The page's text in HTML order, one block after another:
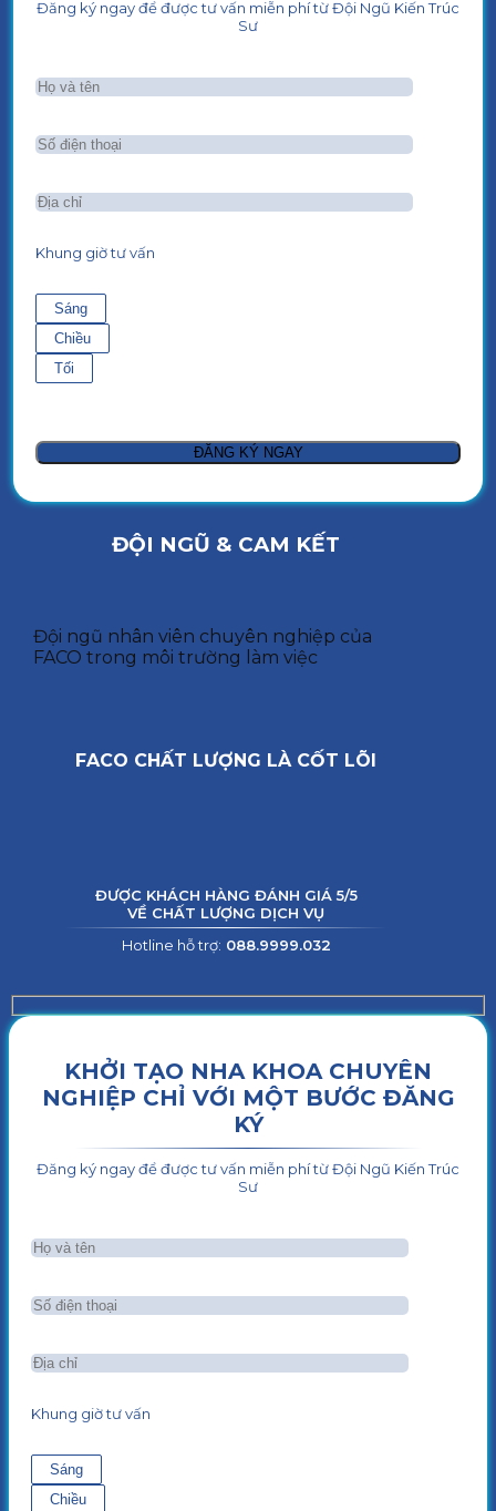
Đăng ký ngay để được tư vấn miễn phí từ Đội Ngũ Kiến Trúc
Sư
Khung giờ tư vấn
Sáng
Chiều
Tối
ĐỘI NGŨ & CAM KẾT
Đội ngũ nhân viên chuyên nghiệp của
FACO trong môi trường làm việc
FACO CHẤT LƯỢNG LÀ CỐT LÕI
ĐƯỢC KHÁCH HÀNG ĐÁNH GIÁ 5/5
VỀ CHẤT LƯỢNG DỊCH VỤ
Hotline hỗ trợ: 088.9999.032
KHỞI TẠO NHA KHOA CHUYÊN
NGHIỆP CHỈ VỚI MỘT BƯỚC ĐĂNG
KÝ
Đăng ký ngay để được tư vấn miễn phí từ Đội Ngũ Kiến Trúc
Sư
Khung giờ tư vấn
Sáng
Chiều